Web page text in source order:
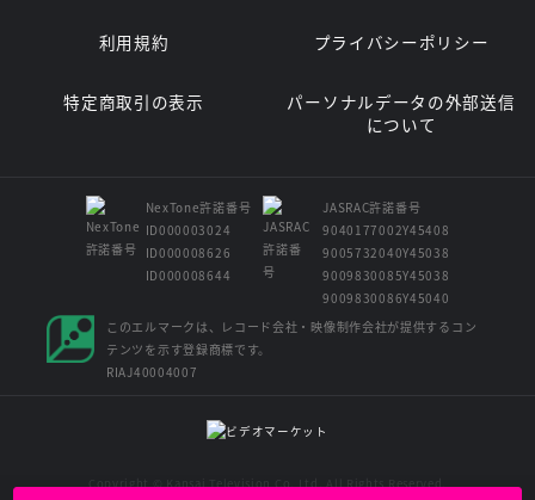
利用規約 プライバシーポリシー
特定商取引の表示
パーソナルデータの外部送信
について
NexTone許諾番号
ID000003024
ID000008626
ID000008644
JASRAC許諾番号
9040177002Y45408
9005732040Y45038
9009830085Y45038
9009830086Y45040
このエルマークは、レコード会社・映像制作会社が提供するコン
テンツを示す登録商標です。
RIAJ40004007
Copyright © Kansai Television Co. Ltd. All Rights Reserved.